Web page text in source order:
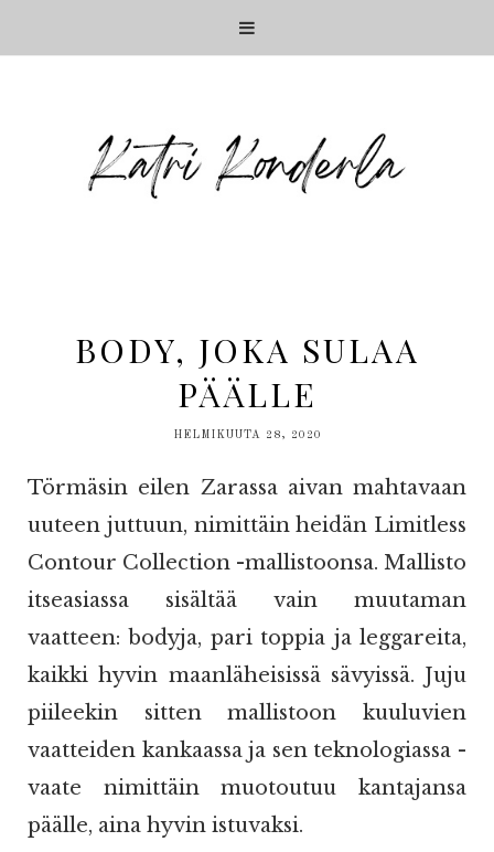
BODY, JOKA SULAA
PÄÄLLE
HELMIKUUTA 28, 2020
Törmäsin eilen Zarassa aivan mahtavaan
uuteen juttuun, nimittäin heidän Limitless
Contour Collection -mallistoonsa. Mallisto
itseasiassa sisältää vain muutaman
vaatteen: bodyja, pari toppia ja leggareita,
kaikki hyvin maanläheisissä sävyissä. Juju
piileekin sitten mallistoon kuuluvien
vaatteiden kankaassa ja sen teknologiassa -
vaate nimittäin muotoutuu kantajansa
päälle, aina hyvin istuvaksi.